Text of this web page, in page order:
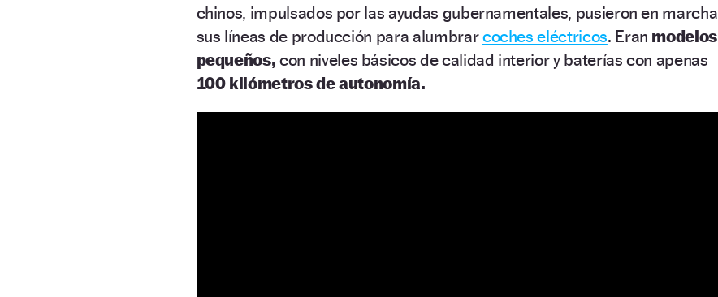
chinos, impulsados por las ayudas gubernamentales, pusieron en marcha
sus líneas de producción para alumbrarcoches eléctricos. Eran modelos
pequeños,con niveles básicos de calidad interior y baterías con apenas
100 kilómetros de autonomía.